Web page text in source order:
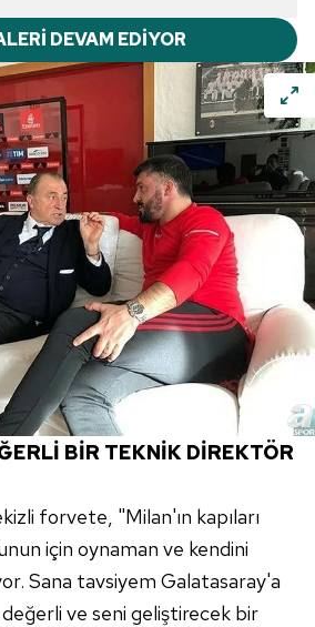
DEVAM EDİYOR
BİR TEKNİK DİREKTÖR
forvete, "Milan'ın kapıları
için oynaman ve kendini
Sana tavsiyem Galatasaray'a
ve seni geliştirecek bir